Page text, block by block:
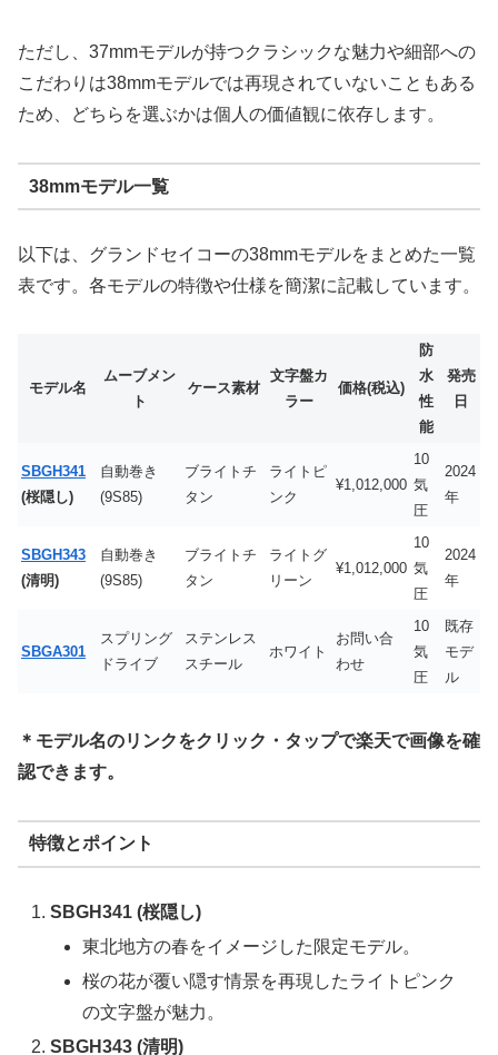
ただし、37mmモデルが持つクラシックな魅力や細部への
こだわりは38mmモデルでは再現されていないこともある
ため、どちらを選ぶかは個人の価値観に依存します。
38mmモデル一覧
以下は、グランドセイコーの38mmモデルをまとめた一覧
表です。各モデルの特徴や仕様を簡潔に記載しています。
モデル名
ムーブメン
ト
ケース素材
文字盤カ
ラー
価格(税込)
防
水
性
能
発売
日
SBGH341
(桜隠し)
自動巻き
(9S85)
ブライトチ
タン
ライトピ
ンク
¥1,012,000
10
気
圧
2024
年
SBGH343
(清明)
自動巻き
(9S85)
ブライトチ
タン
ライトグ
リーン
¥1,012,000
10
気
圧
2024
年
SBGA301
スプリング
ドライブ
ステンレス
スチール
ホワイト
お問い合
わせ
10
気
圧
既存
モデ
ル
＊モデル名のリンクをクリック・タップで楽天で画像を確
認できます。
特徴とポイント
SBGH341 (桜隠し)
東北地方の春をイメージした限定モデル。
桜の花が覆い隠す情景を再現したライトピンク
の文字盤が魅力。
SBGH343 (清明)